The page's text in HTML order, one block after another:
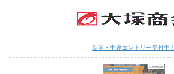
新卒・中途エントリー受付中！